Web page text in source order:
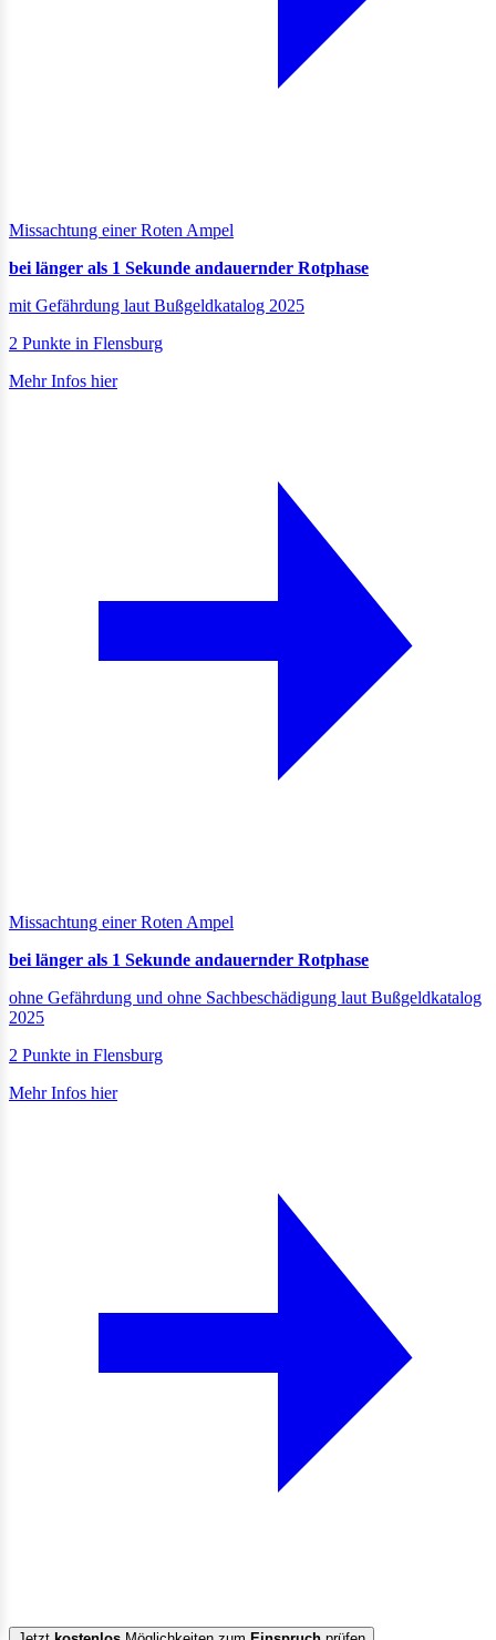
Missachtung einer Roten Ampel
bei länger als 1 Sekunde andauernder Rotphase
mit Gefährdung laut Bußgeldkatalog 2025
2 Punkte in Flensburg
Mehr Infos hier
Missachtung einer Roten Ampel
bei länger als 1 Sekunde andauernder Rotphase
ohne Gefährdung und ohne Sachbeschädigung laut Bußgeldkatalog
2025
2 Punkte in Flensburg
Mehr Infos hier